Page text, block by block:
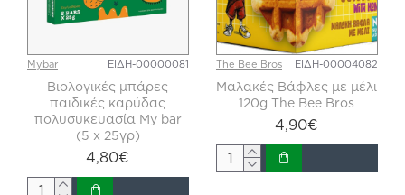
Mybar ΕΙΔΗ-00000081
Βιολογικές μπάρες
παιδικές καρύδας
πολυσυκευασία My bar
(5 x 25γρ)
4,80€
The Bee Bros ΕΙΔΗ-00004082
Μαλακές Βάφλες με μέλι
120g The Bee Bros
4,90€